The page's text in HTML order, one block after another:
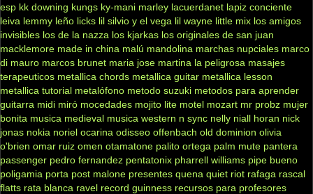
esp kk downing kungs ky-mani marley lacuerdanet lapiz conciente
leiva lemmy leño licks lil silvio y el vega lil wayne little mix los amigos
invisibles los de la nazza los kjarkas los originales de san juan
macklemore made in china malú mandolina marchas nupciales marco
di mauro marcos brunet maria jose martina la peligrosa masajes
terapeuticos metallica chords metallica guitar metallica lesson
metallica tutorial metalófono metodo suzuki metodos para aprender
guitarra midi miró mocedades mojito lite motel mozart mr probz mujer
bonita musica medieval musica western n sync nelly niall horan nick
jonas nokia noriel ocarina odisseo offenbach old dominion olivia
o'brien omar ruiz omen otamatone palito ortega palm mute pantera
passenger pedro fernandez pentatonix pharrell williams pipe bueno
poligamia porta post malone presentes quena quiet riot rafaga rascal
flatts rata blanca ravel record guinness recursos para profesores